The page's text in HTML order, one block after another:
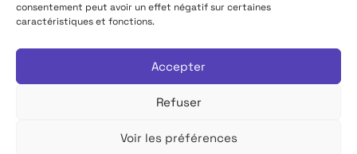
consentement peut avoir un effet négatif sur certaines
caractéristiques et fonctions.
Accepter
Refuser
Voir les préférences
Contact Site TDF Infrastructure
Déclaration d'accessibilité